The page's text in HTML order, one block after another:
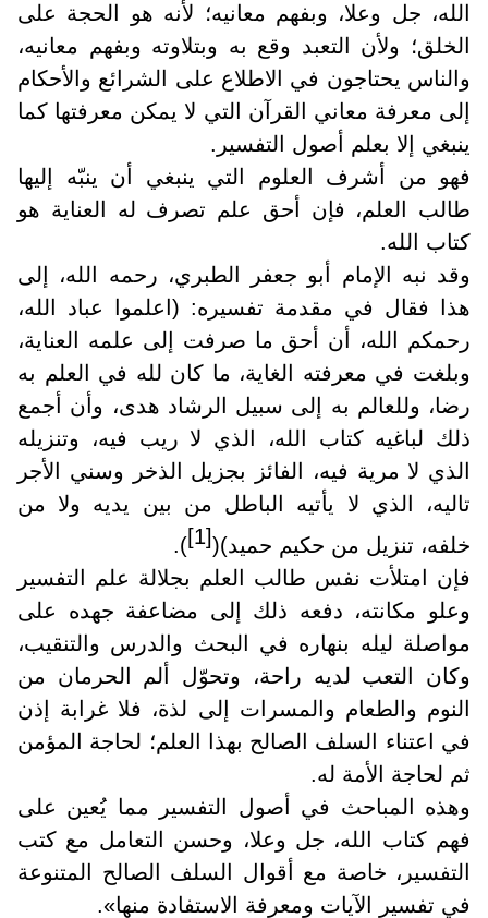
الله، جل وعلا، وبفهم معانيه؛ لأنه هو الحجة على
الخلق؛ ولأن التعبد وقع به وبتلاوته وبفهم معانيه،
والناس يحتاجون في الاطلاع على الشرائع والأحكام
إلى معرفة معاني القرآن التي لا يمكن معرفتها كما
ينبغي إلا بعلم أصول التفسير.
فهو من أشرف العلوم التي ينبغي أن ينبّه إليها
طالب العلم، فإن أحق علم تصرف له العناية هو
كتاب الله.
وقد نبه الإمام أبو جعفر الطبري، رحمه الله، إلى
هذا فقال في مقدمة تفسيره: (اعلموا عباد الله،
رحمكم الله، أن أحق ما صرفت إلى علمه العناية،
وبلغت في معرفته الغاية، ما كان لله في العلم به
رضا، وللعالم به إلى سبيل الرشاد هدى، وأن أجمع
ذلك لباغيه كتاب الله، الذي لا ريب فيه، وتنزيله
الذي لا مرية فيه، الفائز بجزيل الذخر وسني الأجر
تاليه، الذي لا يأتيه الباطل من بين يديه ولا من
خلفه، تنزيل من حكيم حميد)([1]
).
فإن امتلأت نفس طالب العلم بجلالة علم التفسير
وعلو مكانته، دفعه ذلك إلى مضاعفة جهده على
مواصلة ليله بنهاره في البحث والدرس والتنقيب،
وكان التعب لديه راحة، وتحوّل ألم الحرمان من
النوم والطعام والمسرات إلى لذة، فلا غرابة إذن
في اعتناء السلف الصالح بهذا العلم؛ لحاجة المؤمن
ثم لحاجة الأمة له.
وهذه المباحث في أصول التفسير مما يُعين على
فهم كتاب الله، جل وعلا، وحسن التعامل مع كتب
التفسير، خاصة مع أقوال السلف الصالح المتنوعة
في تفسير الآيات ومعرفة الاستفادة منها».